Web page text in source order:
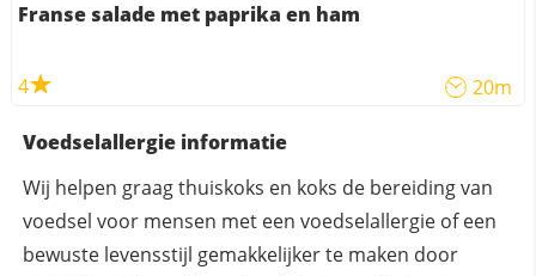
Franse salade met paprika en ham
4 20m
Voedselallergie informatie
Wij helpen graag thuiskoks en koks de bereiding van
voedsel voor mensen met een voedselallergie of een
bewuste levensstijl gemakkelijker te maken door